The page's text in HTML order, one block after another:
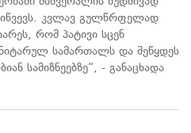
კვლავ გულწრფელად
რომ პატივი სცენ
სამართალს და შეწყდეს
სამიზნეებზე“, - განაცხადა